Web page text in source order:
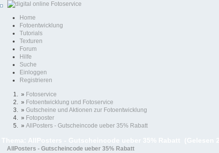
Home
Fotoentwicklung
Tutorials
Texturen
Forum
Hilfe
Suche
Einloggen
Registrieren
» Fotoservice
» Fotoentwicklung und Fotoservice
» Gutscheine und Aktionen zur Fotoentwicklung
» Fotoposter
» AllPosters - Gutscheincode ueber 35% Rabatt
AllPosters - Gutscheincode ueber 35% Rabatt